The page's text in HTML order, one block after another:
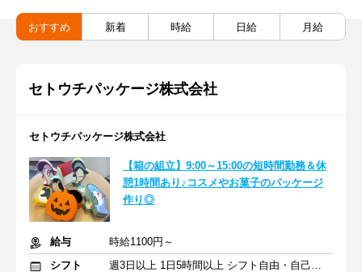
おすすめ 新着 時給 日給 月給
セトウチパッケージ株式会社
セトウチパッケージ株式会社
【箱の組立】9:00～15:00の短時間勤務＆休
憩1時間あり♪コスメやお菓子のパッケージ
作り◎
給与
時給1100円～
シフト
週3日以上 1日5時間以上 シフト自由・自己申告